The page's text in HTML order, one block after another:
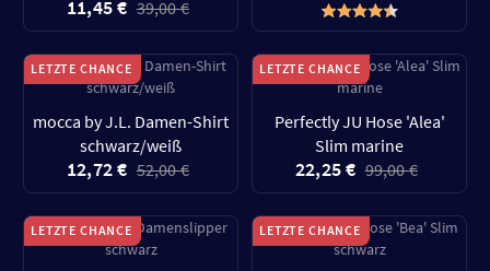
11,45 € 39,00 €
LETZTE CHANCE
mocca by J.L. Damen-Shirt
schwarz/weiß
12,72 € 52,00 €
LETZTE CHANCE
Perfectly JU Hose 'Alea'
Slim marine
22,25 € 99,00 €
LETZTE CHANCE LETZTE CHANCE